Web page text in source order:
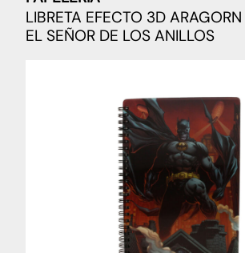
LIBRETA EFECTO 3D ARAGORN
EL SEÑOR DE LOS ANILLOS